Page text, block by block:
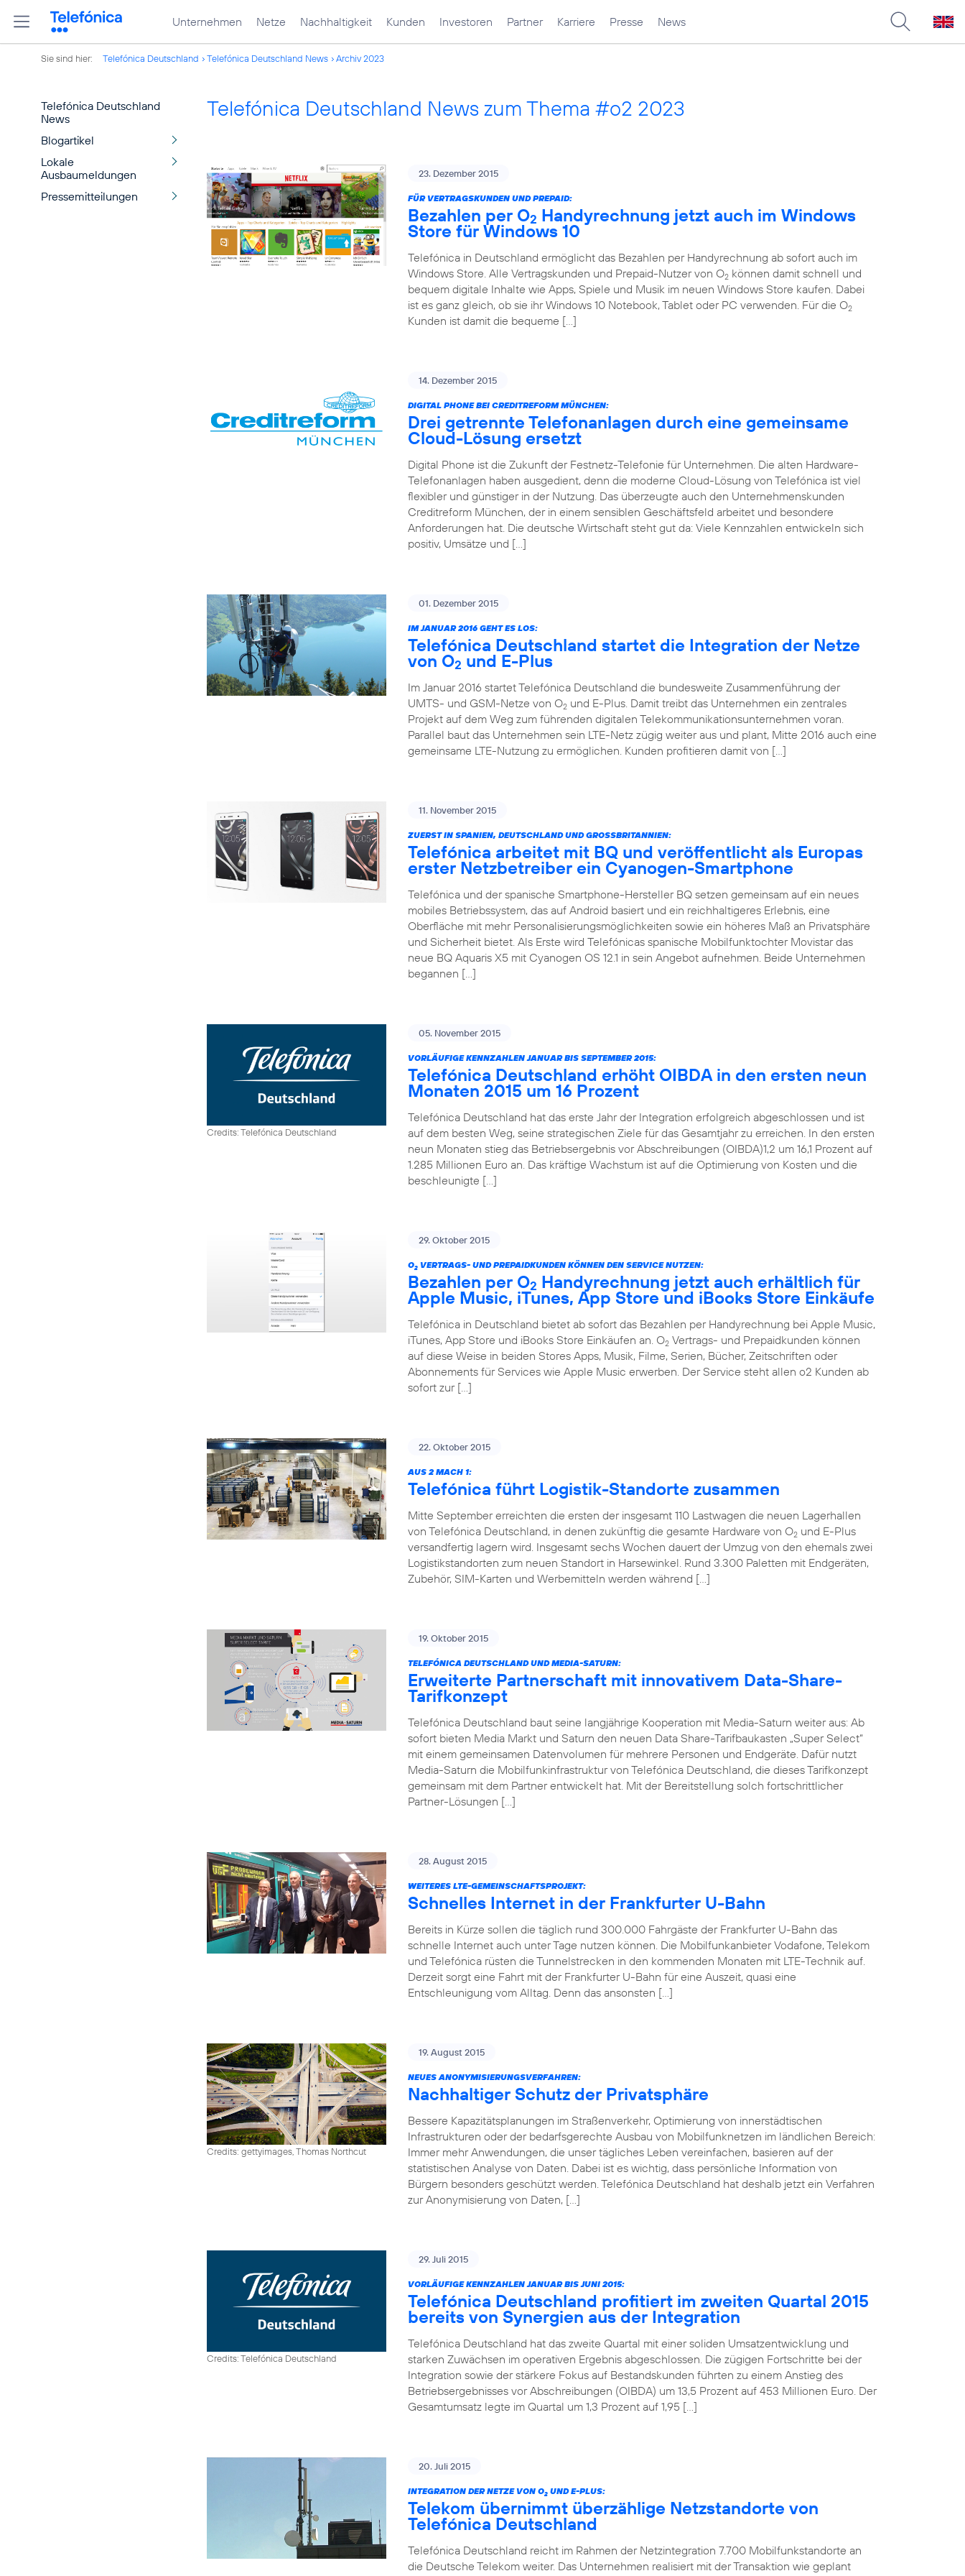
Unternehmen Netze Nachhaltigkeit Kunden Investoren Partner Karriere Presse News
Sie sind hier: Telefónica Deutschland Telefónica Deutschland News Archiv 2023
Telefónica Deutschland
News
Blogartikel
Lokale
Ausbaumeldungen
Pressemitteilungen
Telefónica Deutschland News zum Thema #o2 2023
23. Dezember 2015
FÜR VERTRAGSKUNDEN UND PREPAID:
Bezahlen per O2 Handyrechnung jetzt auch im Windows
Store für Windows 10
Telefónica in Deutschland ermöglicht das Bezahlen per Handyrechnung ab sofort auch im
Windows Store. Alle Vertragskunden und Prepaid-Nutzer von O2 können damit schnell und
bequem digitale Inhalte wie Apps, Spiele und Musik im neuen Windows Store kaufen. Dabei
ist es ganz gleich, ob sie ihr Windows 10 Notebook, Tablet oder PC verwenden. Für die O2
Kunden ist damit die bequeme […]
14. Dezember 2015
DIGITAL PHONE BEI CREDITREFORM MÜNCHEN:
Drei getrennte Telefonanlagen durch eine gemeinsame
Cloud-Lösung ersetzt
Digital Phone ist die Zukunft der Festnetz-Telefonie für Unternehmen. Die alten Hardware-
Telefonanlagen haben ausgedient, denn die moderne Cloud-Lösung von Telefónica ist viel
flexibler und günstiger in der Nutzung. Das überzeugte auch den Unternehmenskunden
Creditreform München, der in einem sensiblen Geschäftsfeld arbeitet und besondere
Anforderungen hat. Die deutsche Wirtschaft steht gut da: Viele Kennzahlen entwickeln sich
positiv, Umsätze und […]
01. Dezember 2015
IM JANUAR 2016 GEHT ES LOS:
Telefónica Deutschland startet die Integration der Netze
von O2 und E-Plus
Im Januar 2016 startet Telefónica Deutschland die bundesweite Zusammenführung der
UMTS- und GSM-Netze von O2 und E-Plus. Damit treibt das Unternehmen ein zentrales
Projekt auf dem Weg zum führenden digitalen Telekommunikationsunternehmen voran.
Parallel baut das Unternehmen sein LTE-Netz zügig weiter aus und plant, Mitte 2016 auch eine
gemeinsame LTE-Nutzung zu ermöglichen. Kunden profitieren damit von […]
11. November 2015
ZUERST IN SPANIEN, DEUTSCHLAND UND GROSSBRITANNIEN:
Telefónica arbeitet mit BQ und veröffentlicht als Europas
erster Netzbetreiber ein Cyanogen-Smartphone
Telefónica und der spanische Smartphone-Hersteller BQ setzen gemeinsam auf ein neues
mobiles Betriebssystem, das auf Android basiert und ein reichhaltigeres Erlebnis, eine
Oberfläche mit mehr Personalisierungsmöglichkeiten sowie ein höheres Maß an Privatsphäre
und Sicherheit bietet. Als Erste wird Telefónicas spanische Mobilfunktochter Movistar das
neue BQ Aquaris X5 mit Cyanogen OS 12.1 in sein Angebot aufnehmen. Beide Unternehmen
begannen […]
Credits: Telefónica Deutschland
05. November 2015
VORLÄUFIGE KENNZAHLEN JANUAR BIS SEPTEMBER 2015:
Telefónica Deutschland erhöht OIBDA in den ersten neun
Monaten 2015 um 16 Prozent
Telefónica Deutschland hat das erste Jahr der Integration erfolgreich abgeschlossen und ist
auf dem besten Weg, seine strategischen Ziele für das Gesamtjahr zu erreichen. In den ersten
neun Monaten stieg das Betriebsergebnis vor Abschreibungen (OIBDA)1,2 um 16,1 Prozent auf
1.285 Millionen Euro an. Das kräftige Wachstum ist auf die Optimierung von Kosten und die
beschleunigte […]
29. Oktober 2015
O2 VERTRAGS- UND PREPAIDKUNDEN KÖNNEN DEN SERVICE NUTZEN:
Bezahlen per O2 Handyrechnung jetzt auch erhältlich für
Apple Music, iTunes, App Store und iBooks Store Einkäufe
Telefónica in Deutschland bietet ab sofort das Bezahlen per Handyrechnung bei Apple Music,
iTunes, App Store und iBooks Store Einkäufen an. O2 Vertrags- und Prepaidkunden können
auf diese Weise in beiden Stores Apps, Musik, Filme, Serien, Bücher, Zeitschriften oder
Abonnements für Services wie Apple Music erwerben. Der Service steht allen o2 Kunden ab
sofort zur […]
22. Oktober 2015
AUS 2 MACH 1:
Telefónica führt Logistik-Standorte zusammen
Mitte September erreichten die ersten der insgesamt 110 Lastwagen die neuen Lagerhallen
von Telefónica Deutschland, in denen zukünftig die gesamte Hardware von O2 und E-Plus
versandfertig lagern wird. Insgesamt sechs Wochen dauert der Umzug von den ehemals zwei
Logistikstandorten zum neuen Standort in Harsewinkel. Rund 3.300 Paletten mit Endgeräten,
Zubehör, SIM-Karten und Werbemitteln werden während […]
19. Oktober 2015
TELEFÓNICA DEUTSCHLAND UND MEDIA-SATURN:
Erweiterte Partnerschaft mit innovativem Data-Share-
Tarifkonzept
Telefónica Deutschland baut seine langjährige Kooperation mit Media-Saturn weiter aus: Ab
sofort bieten Media Markt und Saturn den neuen Data Share-Tarifbaukasten „Super Select“
mit einem gemeinsamen Datenvolumen für mehrere Personen und Endgeräte. Dafür nutzt
Media-Saturn die Mobilfunkinfrastruktur von Telefónica Deutschland, die dieses Tarifkonzept
gemeinsam mit dem Partner entwickelt hat. Mit der Bereitstellung solch fortschrittlicher
Partner-Lösungen […]
28. August 2015
WEITERES LTE-GEMEINSCHAFTSPROJEKT:
Schnelles Internet in der Frankfurter U-Bahn
Bereits in Kürze sollen die täglich rund 300.000 Fahrgäste der Frankfurter U-Bahn das
schnelle Internet auch unter Tage nutzen können. Die Mobilfunkanbieter Vodafone, Telekom
und Telefónica rüsten die Tunnelstrecken in den kommenden Monaten mit LTE-Technik auf.
Derzeit sorgt eine Fahrt mit der Frankfurter U-Bahn für eine Auszeit, quasi eine
Entschleunigung vom Alltag. Denn das ansonsten […]
Credits: gettyimages, Thomas Northcut
19. August 2015
NEUES ANONYMISIERUNGSVERFAHREN:
Nachhaltiger Schutz der Privatsphäre
Bessere Kapazitätsplanungen im Straßenverkehr, Optimierung von innerstädtischen
Infrastrukturen oder der bedarfsgerechte Ausbau von Mobilfunknetzen im ländlichen Bereich:
Immer mehr Anwendungen, die unser tägliches Leben vereinfachen, basieren auf der
statistischen Analyse von Daten. Dabei ist es wichtig, dass persönliche Information von
Bürgern besonders geschützt werden. Telefónica Deutschland hat deshalb jetzt ein Verfahren
zur Anonymisierung von Daten, […]
Credits: Telefónica Deutschland
29. Juli 2015
VORLÄUFIGE KENNZAHLEN JANUAR BIS JUNI 2015:
Telefónica Deutschland profitiert im zweiten Quartal 2015
bereits von Synergien aus der Integration
Telefónica Deutschland hat das zweite Quartal mit einer soliden Umsatzentwicklung und
starken Zuwächsen im operativen Ergebnis abgeschlossen. Die zügigen Fortschritte bei der
Integration sowie der stärkere Fokus auf Bestandskunden führten zu einem Anstieg des
Betriebsergebnisses vor Abschreibungen (OIBDA) um 13,5 Prozent auf 453 Millionen Euro. Der
Gesamtumsatz legte im Quartal um 1,3 Prozent auf 1,95 […]
20. Juli 2015
INTEGRATION DER NETZE VON O2 UND E-PLUS:
Telekom übernimmt überzählige Netzstandorte von
Telefónica Deutschland
Telefónica Deutschland reicht im Rahmen der Netzintegration 7.700 Mobilfunkstandorte an
die Deutsche Telekom weiter. Das Unternehmen realisiert mit der Transaktion wie geplant